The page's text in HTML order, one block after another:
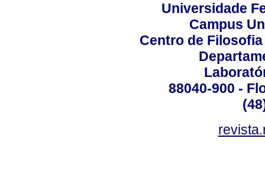
Universidade
Campus
Centro de
88040-900 -